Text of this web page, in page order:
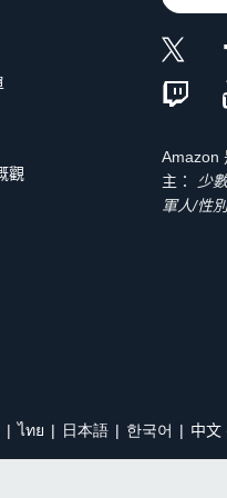
觀
Amazon
主：
少
軍人/性
ไทย 日本語 한국어 中文